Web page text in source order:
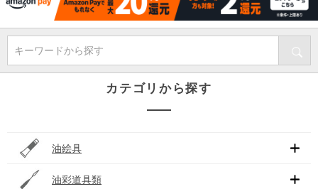
キーワードから探す
カテゴリから探す
油絵具
油彩道具類